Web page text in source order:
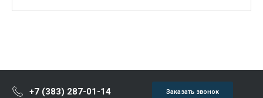
+7 (383) 287-01-14 Заказать звонок